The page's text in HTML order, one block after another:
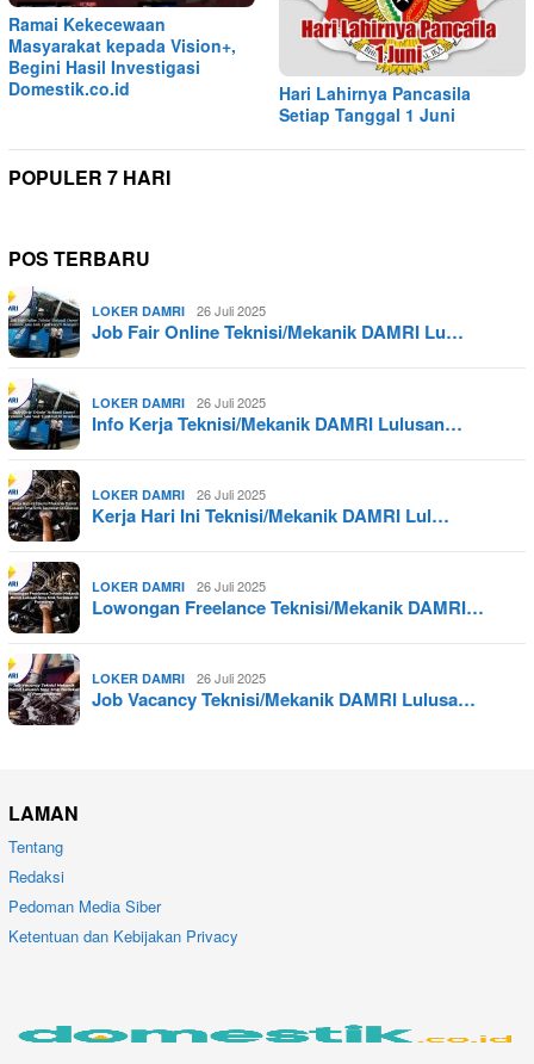
Ramai Kekecewaan
Masyarakat kepada Vision+,
Begini Hasil Investigasi
Domestik.co.id
Hari Lahirnya Pancasila
Setiap Tanggal 1 Juni
POPULER 7 HARI
POS TERBARU
LOKER DAMRI 26 Juli 2025
Job Fair Online Teknisi/Mekanik DAMRI Lu…
LOKER DAMRI 26 Juli 2025
Info Kerja Teknisi/Mekanik DAMRI Lulusan…
LOKER DAMRI 26 Juli 2025
Kerja Hari Ini Teknisi/Mekanik DAMRI Lul…
LOKER DAMRI 26 Juli 2025
Lowongan Freelance Teknisi/Mekanik DAMRI…
LOKER DAMRI 26 Juli 2025
Job Vacancy Teknisi/Mekanik DAMRI Lulusa…
LAMAN
Tentang
Redaksi
Pedoman Media Siber
Ketentuan dan Kebijakan Privacy